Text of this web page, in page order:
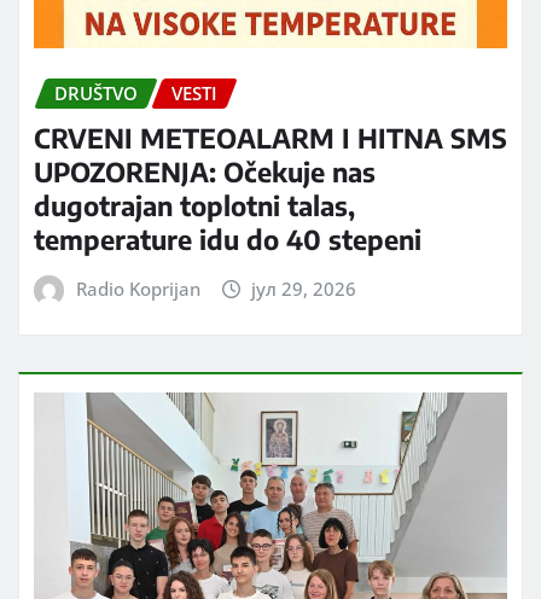
DRUŠTVO VESTI
CRVENI METEOALARM I HITNA SMS
UPOZORENJA: Očekuje nas
dugotrajan toplotni talas,
temperature idu do 40 stepeni
Radio Koprijan јул 29, 2026